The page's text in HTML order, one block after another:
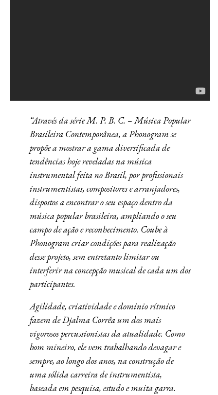
“Através da série M. P. B. C. – Música Popular
Brasileira Contemporânea, a Phonogram se
propõe a mostrar a gama diversificada de
tendências hoje reveladas na música
instrumental feita no Brasil, por profissionais
instrumentistas, compositores e arranjadores,
dispostos a encontrar o seu espaço dentro da
música popular brasileira, ampliando o seu
campo de ação e reconhecimento. Coube à
Phonogram criar condições para realização
desse projeto, sem entretanto limitar ou
interferir na concepção musical de cada um dos
participantes.
Agilidade, criatividade e domínio rítmico
fazem de Djalma Corrêa um dos mais
vigorosos percussionistas da atualidade. Como
bom mineiro, ele vem trabalhando devagar e
sempre, ao longo dos anos, na construção de
uma sólida carreira de instrumentista,
baseada em pesquisa, estudo e muita garra.